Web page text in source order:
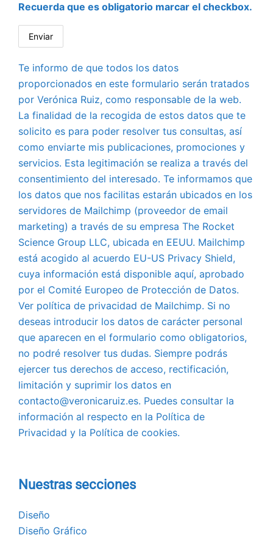
Recuerda que es obligatorio marcar el checkbox.
Te informo de que todos los datos
proporcionados en este formulario serán tratados
por Verónica Ruiz, como responsable de la web.
La finalidad de la recogida de estos datos que te
solicito es para poder resolver tus consultas, así
como enviarte mis publicaciones, promociones y
servicios. Esta legitimación se realiza a través del
consentimiento del interesado. Te informamos que
los datos que nos facilitas estarán ubicados en los
servidores de Mailchimp (proveedor de email
marketing) a través de su empresa The Rocket
Science Group LLC, ubicada en EEUU. Mailchimp
está acogido al acuerdo EU-US Privacy Shield,
cuya información está disponible aquí, aprobado
por el Comité Europeo de Protección de Datos.
Ver política de privacidad de Mailchimp. Si no
deseas introducir los datos de carácter personal
que aparecen en el formulario como obligatorios,
no podré resolver tus dudas. Siempre podrás
ejercer tus derechos de acceso, rectificación,
limitación y suprimir los datos en
contacto@veronicaruiz.es. Puedes consultar la
información al respecto en la Política de
Privacidad y la Política de cookies.
Nuestras secciones
Diseño
Diseño Gráfico